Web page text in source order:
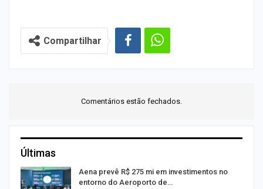
Compartilhar
Comentários estão fechados.
Últimas
Aena prevê R$ 275 mi em investimentos no
entorno do Aeroporto de…